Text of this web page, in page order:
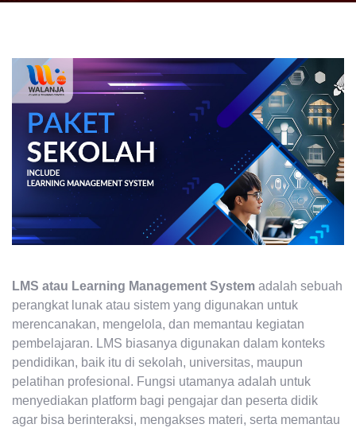
LMS atau Learning Management System adalah sebuah
perangkat lunak atau sistem yang digunakan untuk
merencanakan, mengelola, dan memantau kegiatan
pembelajaran. LMS biasanya digunakan dalam konteks
pendidikan, baik itu di sekolah, universitas, maupun
pelatihan profesional. Fungsi utamanya adalah untuk
menyediakan platform bagi pengajar dan peserta didik
agar bisa berinteraksi, mengakses materi, serta memantau